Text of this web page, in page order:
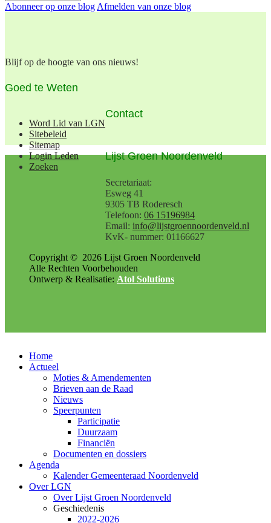
Abonneer op onze blog Afmelden van onze blog
Blijf op de hoogte van ons nieuws!
Goed te Weten
Word Lid van LGN
Sitebeleid
Sitemap
Login Leden
Zoeken
Contact
Lijst Groen Noordenveld
Secretariaat:
Esweg 41
9305 TB Roderesch
Telefoon: 06 15196984
Email: info@lijstgroennoordenveld.nl
KvK- nummer: 01166627
Copyright © 2026 Lijst Groen Noordenveld
Alle Rechten Voorbehouden
Ontwerp & Realisatie: Atol Solutions
Home
Actueel
Moties & Amendementen
Brieven aan de Raad
Nieuws
Speerpunten
Participatie
Duurzaam
Financiën
Documenten en dossiers
Agenda
Kalender Gemeenteraad Noordenveld
Over LGN
Over Lijst Groen Noordenveld
Geschiedenis
2022-2026